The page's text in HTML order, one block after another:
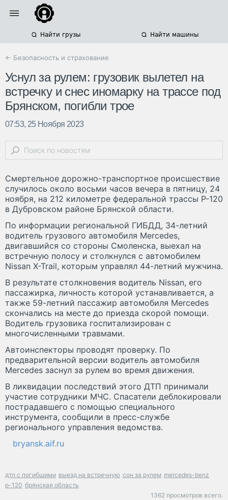
Найти грузы Найти машины
← Безопасность и страхование
Уснул за рулем: грузовик вылетел на
встречку и снес иномарку на трассе под
Брянском, погибли трое
07:53, 25 Ноября 2023
Смертельное дорожно-транспортное происшествие
случилось около восьми часов вечера в пятницу, 24
ноября, на 212 километре федеральной трассы Р-120
в Дубровском районе Брянской области.
По информации региональной ГИБДД, 34-летний
водитель грузового автомобиля Mercedes,
двигавшийся со стороны Смоленска, выехал на
встречную полосу и столкнулся с автомобилем
Nissan X-Trail, которым управлял 44-летний мужчина.
В результате столкновения водитель Nissan, его
пассажирка, личность которой устанавливается, а
также 59-летний пассажир автомобиля Mercedes
скончались на месте до приезда скорой помощи.
Водитель грузовика госпитализирован с
многочисленными травмами.
Автоинспекторы проводят проверку. По
предварительной версии водитель автомобиля
Mercedes заснул за рулем во время движения.
В ликвидации последствий этого ДТП принимали
участие сотрудники МЧС. Спасатели деблокировали
пострадавшего с помощью специального
инструмента, сообщили в пресс-службе
регионального управления ведомства.
bryansk.aif.ru
дтп с погибшими выезд на встречную сон за рулем mercedes-benz
р-120 брянская область
1362 просмотров всего.